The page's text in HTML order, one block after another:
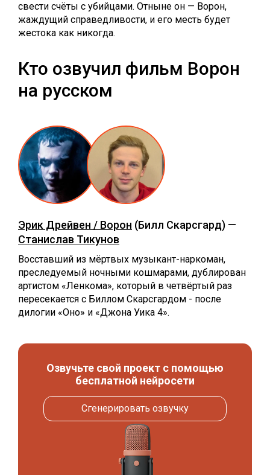
свести счёты с убийцами. Отныне он — Ворон,
жаждущий справедливости, и его месть будет
жестока как никогда.
Кто озвучил фильм Ворон
на русском
Эрик Дрейвен / Ворон (Билл Скарсгард) —
Станислав Тикунов
Восставший из мёртвых музыкант-наркоман,
преследуемый ночными кошмарами, дублирован
артистом «Ленкома», который в четвёртый раз
пересекается с Биллом Скарсгардом - после
дилогии «Оно» и «Джона Уика 4».
Озвучьте свой проект с помощью
бесплатной нейросети
Сгенерировать озвучку